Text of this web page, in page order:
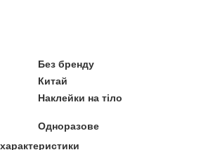
Без бренду
Китай
Наклейки на тіло
Одноразове